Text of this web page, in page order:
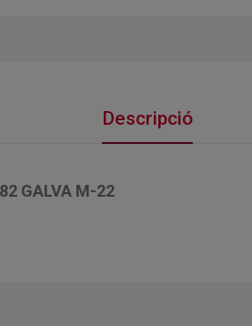
Descripció
GALVA M-22